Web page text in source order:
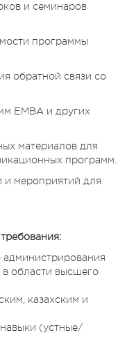
и семинаров
программы
обратной связи со
ЕМВА и других
материалов для
программ.
и мероприятий для
администрирования
в области высшего
казахским и
(устные/